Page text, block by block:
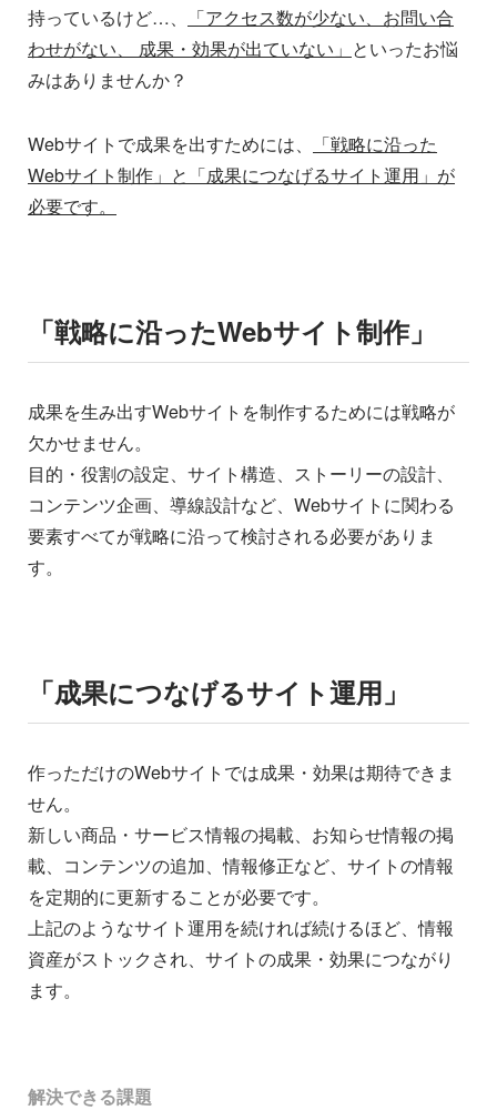
持っているけど…、
「アクセス数が少ない、お問い合
わせがない、 成果・効果が出ていない」 といったお悩
みはありませんか？
Webサイトで成果を出すためには、
「戦略に沿った
Webサイト制作」と「成果につなげるサイト運用」が
必要です。
「戦略に沿ったWebサイト制作」
成果を生み出すWebサイトを制作するためには戦略が
欠かせません。
目的・役割の設定、サイト構造、ストーリーの設計、
コンテンツ企画、導線設計など、Webサイトに関わる
要素すべてが戦略に沿って検討される必要がありま
す。
「成果につなげるサイト運用」
作っただけのWebサイトでは成果・効果は期待できま
せん。
新しい商品・サービス情報の掲載、お知らせ情報の掲
載、コンテンツの追加、情報修正など、サイトの情報
を定期的に更新することが必要です。
上記のようなサイト運用を続ければ続けるほど、情報
資産がストックされ、サイトの成果・効果につながり
ます。
解決できる課題